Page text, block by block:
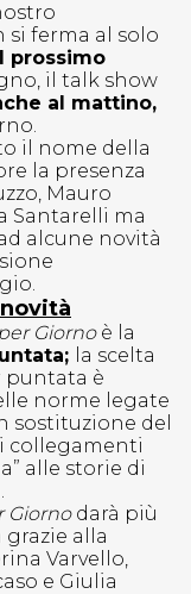
si ferma al solo
prossimo
il talk show
al mattino,
il nome della
la presenza
Mauro
Santarelli ma
alcune novità
Giornoè la
la scelta
puntata è
norme legate
sostituzione del
collegamenti
alle storie di
Giornodarà più
grazie alla
Varvello,
e Giulia